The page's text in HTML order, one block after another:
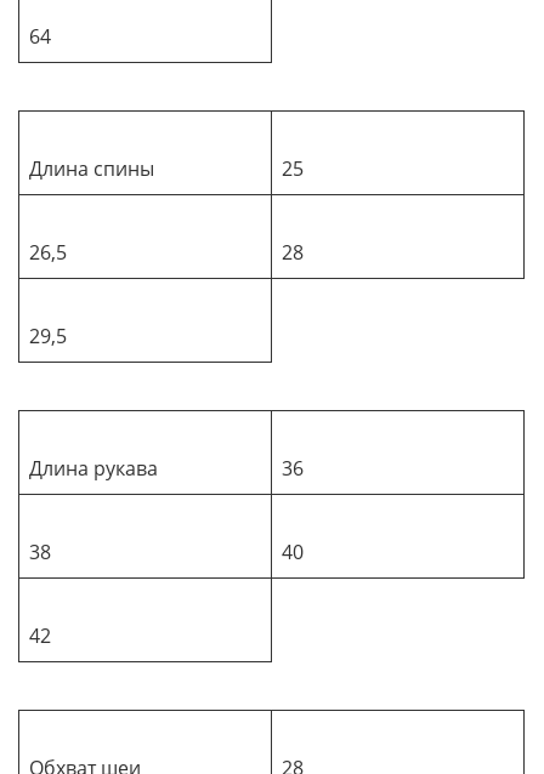
64
Длина спины 25
26,5 28
29,5
Длина рукава 36
38 40
42
Обхват шеи 28